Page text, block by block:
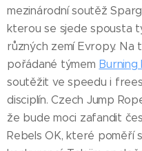
mezinárodní soutěž
kterou se sjede spousta
různých zemí Evropy. Na
pořádané týmem Burning
soutěžit ve speedu i
disciplín. Czech Jump
že bude moci zafandit
Rebels OK, které poměří